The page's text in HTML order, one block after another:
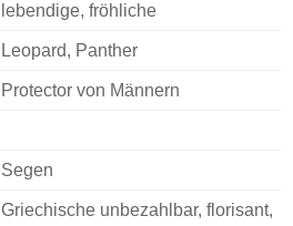
lebendige, fröhliche
Leopard, Panther
Protector von Männern
Segen
Griechische unbezahlbar, florisant,